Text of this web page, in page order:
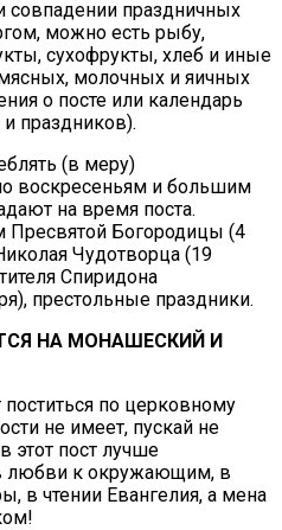
совпадении праздничных
можно есть рыбу,
сухофрукты, хлеб и иные
молочных и яичных
о посте или календарь
праздников).
(в меру)
воскресеньям и большим
на время поста.
Богородицы (4
Чудотворца (19
Спиридона
престольные праздники.
НА МОНАШЕСКИЙ И
по церковному
не имеет, пускай не
этот пост лучше
любви к окружающим, в
в чтении Евангелия, а мена